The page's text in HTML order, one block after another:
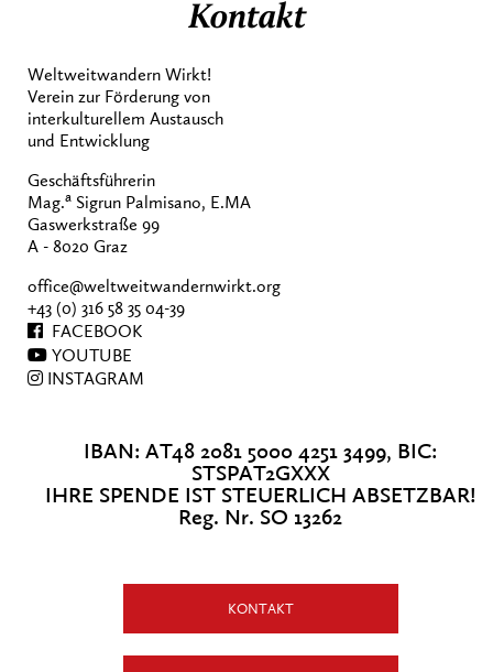
Kontakt
Weltweitwandern Wirkt!
Verein zur Förderung von
interkulturellem Austausch
und Entwicklung
Geschäftsführerin
Mag.a Sigrun Palmisano, E.MA
Gaswerkstraße 99
A - 8020 Graz
office@weltweitwandernwirkt.org
+43 (0) 316 58 35 04-39
FACEBOOK
YOUTUBE
INSTAGRAM
IBAN: AT48 2081 5000 4251 3499, BIC:
STSPAT2GXXX
IHRE SPENDE IST STEUERLICH ABSETZBAR!
Reg. Nr. SO 13262
KONTAKT